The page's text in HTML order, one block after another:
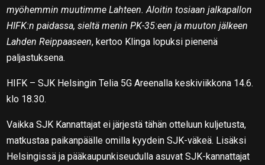
myöhemmin muutimme Lahteen. Aloitin tosiaan jalkapallon
HIFK:n paidassa, sieltä menin PK-35:een ja muuton jälkeen
Lahden Reippaaseen, kertoo Klinga lopuksi pienenä
paljastuksena.
HIFK – SJK Helsingin Telia 5G Areenalla keskiviikkona 14.6.
klo 18.30.
Vaikka SJK Kannattajat ei järjestä tähän otteluun kuljetusta,
matkustaa paikanpäälle omilla kyydein SJK-väkeä. Lisäksi
Helsingissä ja pääkaupunkiseudulla asuvat SJK-kannattajat